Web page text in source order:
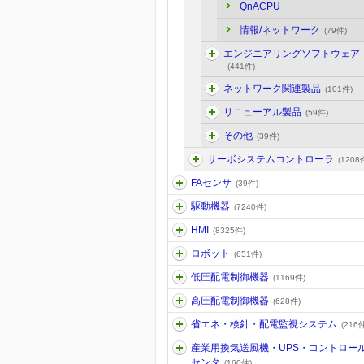
QnACPU
情報/ネットワーク (79件)
エンジニアリングソフトウェア
(441件)
ネットワーク関連製品 (101件)
リニューアル製品 (59件)
その他 (39件)
サーボシステムコントローラ (1208
FAセンサ (39件)
駆動機器 (7240件)
HMI (8325件)
ロボット (651件)
低圧配電制御機器 (1169件)
高圧配電制御機器 (628件)
省エネ・検針・配電監視システム (216
産業用換気送風機・UPS・コントロー